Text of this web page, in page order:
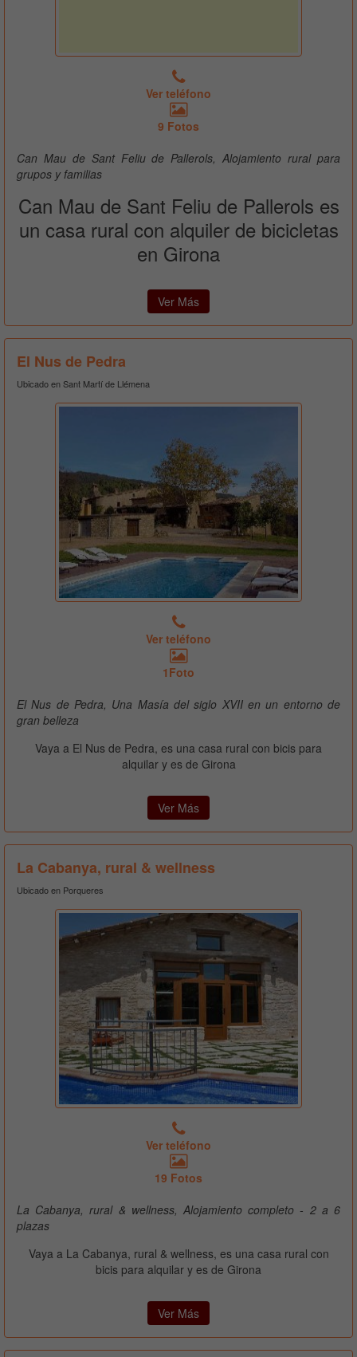
Ver teléfono
9 Fotos
Can Mau de Sant Feliu de Pallerols, Alojamiento rural para
grupos y familias
Can Mau de Sant Feliu de Pallerols es
un casa rural con alquiler de bicicletas
en Girona
Ver Más
El Nus de Pedra
Ubicado en Sant Martí de Llémena
Ver teléfono
1Foto
El Nus de Pedra, Una Masía del siglo XVII en un entorno de
gran belleza
Vaya a El Nus de Pedra, es una casa rural con bicis para
alquilar y es de Girona
Ver Más
La Cabanya, rural & wellness
Ubicado en Porqueres
Ver teléfono
19 Fotos
La Cabanya, rural & wellness, Alojamiento completo - 2 a 6
plazas
Vaya a La Cabanya, rural & wellness, es una casa rural con
bicis para alquilar y es de Girona
Ver Más